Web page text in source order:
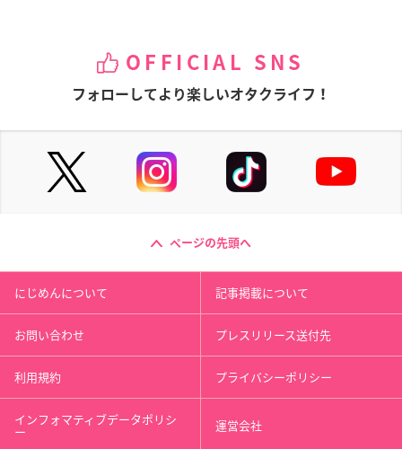
OFFICIAL SNS
フォローしてより楽しいオタクライフ！
ページの先頭へ
にじめんについて 記事掲載について
お問い合わせ プレスリリース送付先
利用規約 プライバシーポリシー
インフォマティブデータポリシ
ー 運営会社